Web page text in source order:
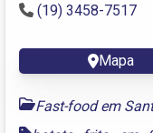
(19) 3458-7517
Mapa
Fast-food em